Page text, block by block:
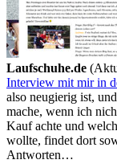
Laufschuhe.de
Interview mit mir in
also neugierig ist,
mache, wenn ich
Kauf achte und
wollte, findet dort
Antworten…